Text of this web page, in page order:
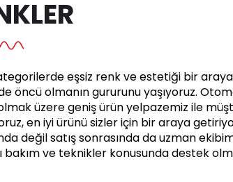
eşsiz renk ve estetiği bir
öncü olmanın gururunu yaşıyoruz.
üzere geniş ürün yelpazemiz ile
en iyi ürünü sizler için bir araya
değil satış sonrasında da uzman
bakım ve teknikler konusunda destek